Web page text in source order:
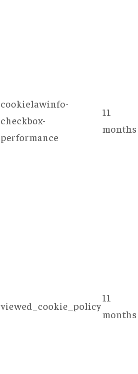
cookielawinfo-
checkbox-
performance
11
months
viewed_cookie_policy
11
months